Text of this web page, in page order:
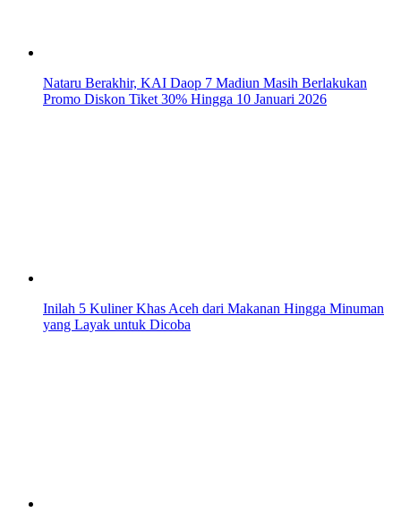
Nataru Berakhir, KAI Daop 7 Madiun Masih Berlakukan
Promo Diskon Tiket 30% Hingga 10 Januari 2026
Inilah 5 Kuliner Khas Aceh dari Makanan Hingga Minuman
yang Layak untuk Dicoba